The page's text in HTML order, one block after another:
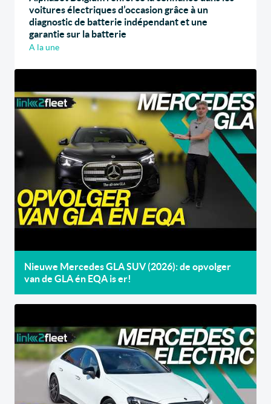
voitures électriques d’occasion grâce à un
diagnostic de batterie indépendant et une
garantie sur la batterie
A la une
Nieuwe Mercedes GLA SUV (2026): de opvolger
van de GLA én EQA is er!